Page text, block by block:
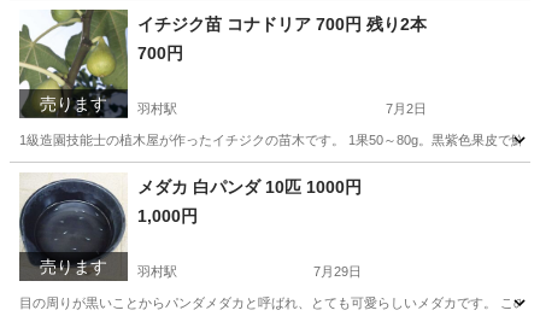
売ります
イチジク苗 コナドリア 700円 残り2本
700円
羽村駅 7月2日
1級造園技能士の植木屋が作ったイチジクの苗木です。 1果50～80g。黒紫色果皮で鮮
東京 羽村市 羽村駅 その他 イチジク
売ります
メダカ 白パンダ 10匹 1000円
1,000円
羽村駅 7月29日
目の周りが黒いことからパンダメダカと呼ばれ、とても可愛らしいメダカです。 こ